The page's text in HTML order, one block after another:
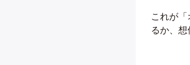
これが
るか、想